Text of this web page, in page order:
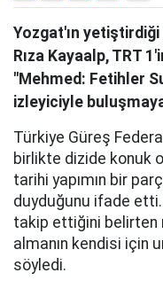
Yozgat'ın
Rıza Kayaalp, TRT
"Mehmed: Fetihler
izleyiciyle
Türkiye Güreş
birlikte dizide konuk
tarihi yapımın bir
duyduğunu ifade
takip ettiğini belirten
almanın kendisi için
söyledi.